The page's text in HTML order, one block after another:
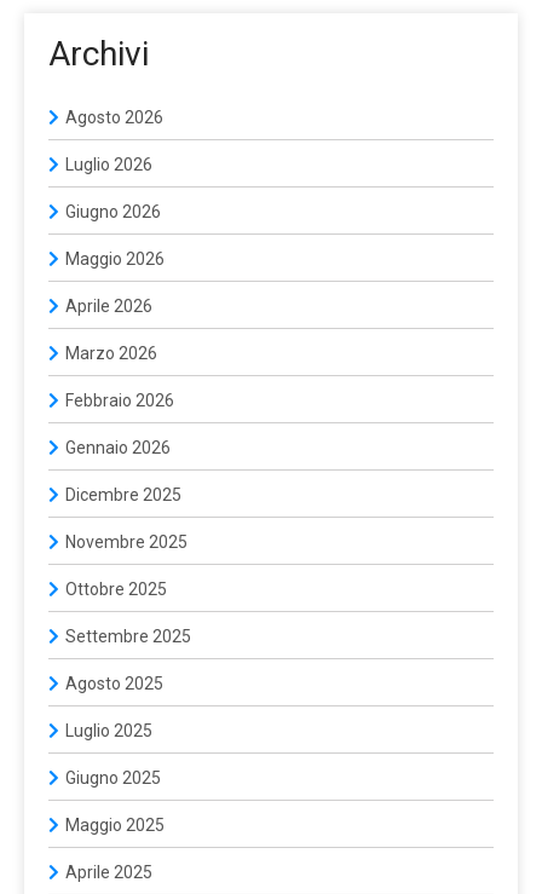
Archivi
Agosto 2026
Luglio 2026
Giugno 2026
Maggio 2026
Aprile 2026
Marzo 2026
Febbraio 2026
Gennaio 2026
Dicembre 2025
Novembre 2025
Ottobre 2025
Settembre 2025
Agosto 2025
Luglio 2025
Giugno 2025
Maggio 2025
Aprile 2025